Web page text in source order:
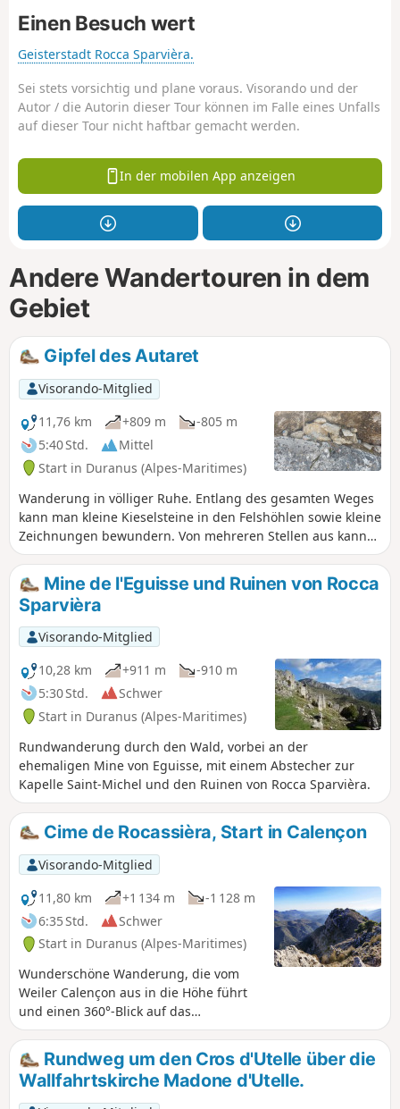
Einen Besuch wert
Geisterstadt Rocca Sparvièra.
Sei stets vorsichtig und plane voraus. Visorando und der
Autor / die Autorin dieser Tour können im Falle eines Unfalls
auf dieser Tour nicht haftbar gemacht werden.
In der mobilen App anzeigen
Andere Wandertouren in dem
Gebiet
Gipfel des Autaret
Visorando-Mitglied
11,76 km
+809 m
-805 m
5:40 Std.
Mittel
Start in Duranus (Alpes-Maritimes)
Wanderung in völliger Ruhe. Entlang des gesamten Weges
kann man kleine Kieselsteine in den Felshöhlen sowie kleine
Zeichnungen bewundern. Von mehreren Stellen aus kann
man die Madone d'Utelle und herrliche Ausblicke auf das
Vésubie-Tal sehen.
Mine de l'Eguisse und Ruinen von Rocca
Sparvièra
Visorando-Mitglied
10,28 km
+911 m
-910 m
5:30 Std.
Schwer
Start in Duranus (Alpes-Maritimes)
Rundwanderung durch den Wald, vorbei an der
ehemaligen Mine von Eguisse, mit einem Abstecher zur
Kapelle Saint-Michel und den Ruinen von Rocca Sparvièra.
Cime de Rocassièra, Start in Calençon
Visorando-Mitglied
11,80 km
+1 134 m
-1 128 m
6:35 Std.
Schwer
Start in Duranus (Alpes-Maritimes)
Wunderschöne Wanderung, die vom
Weiler Calençon aus in die Höhe führt
und einen 360°-Blick auf das
Mercantour-Massiv, die Haute Vésubie
und bis zum Meer bietet! Die Madone
d'Utelles ist auf ihrem Kamm zu sehen.
Die Vegetation ist entlang der gesamten
Strecke üppig und abwechslungsreich.
Rundweg um den Cros d'Utelle über die
Wallfahrtskirche Madone d'Utelle.